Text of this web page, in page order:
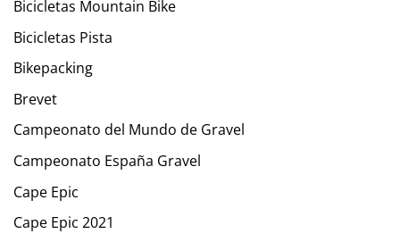
Bicicletas Mountain Bike
Bicicletas Pista
Bikepacking
Brevet
Campeonato del Mundo de Gravel
Campeonato España Gravel
Cape Epic
Cape Epic 2021